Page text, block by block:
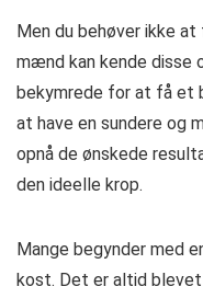
Men du behøver ikke
mænd kan kende disse
bekymrede for at få et
at have en sundere og
opnå de ønskede
den ideelle krop.
Mange begynder med
kost. Det er altid